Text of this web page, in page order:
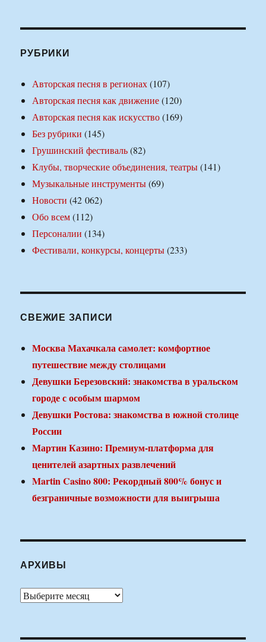
РУБРИКИ
Авторская песня в регионах(107)
Авторская песня как движение(120)
Авторская песня как искусство(169)
Без рубрики (145)
Грушинский фестиваль(82)
Клубы, творческие объединения, театры(141)
Музыкальные инструменты(69)
Новости (42 062)
Обо всем(112)
Персоналии (134)
Фестивали, конкурсы, концерты(233)
СВЕЖИЕ ЗАПИСИ
Москва Махачкала самолет: комфортное
путешествие между столицами
Девушки Березовский: знакомства в уральском
городе с особым шармом
Девушки Ростова: знакомства в южной столице
России
Мартин Казино: Премиум-платформа для
ценителей азартных развлечений
Martin Casino 800: Рекордный 800% бонус и
безграничные возможности для выигрыша
АРХИВЫ
Архивы